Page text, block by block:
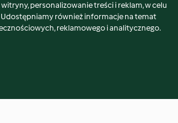
personalizowanie treści i reklam, w celu
również informacje na temat
reklamowego i analitycznego.